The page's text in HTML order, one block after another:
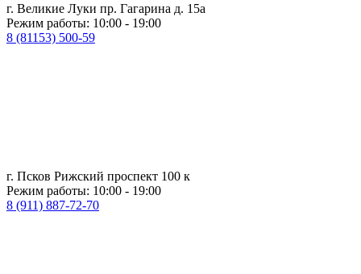
г. Великие Луки пр. Гагарина д. 15а
Режим работы: 10:00 - 19:00
8 (81153) 500-59
г. Псков Рижский проспект 100 к
Режим работы: 10:00 - 19:00
8 (911) 887-72-70